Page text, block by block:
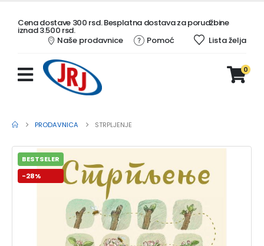
Cena dostave 300 rsd. Besplatna dostava za porudžbine
iznad 3.500 rsd.
Naše prodavnice
Pomoć Lista želja
0
PRODAVNICA STRPLJENJE
BESTSELER
-28%